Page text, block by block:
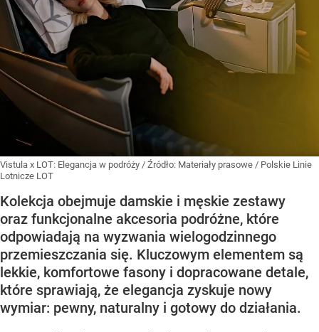
Vistula x LOT: Elegancja w podróży / Źródło: Materiały prasowe / Polskie Linie
Lotnicze LOT
Kolekcja obejmuje damskie i męskie zestawy
oraz funkcjonalne akcesoria podróżne, które
odpowiadają na wyzwania wielogodzinnego
przemieszczania się. Kluczowym elementem są
lekkie, komfortowe fasony i dopracowane detale,
które sprawiają, że elegancja zyskuje nowy
wymiar: pewny, naturalny i gotowy do działania.